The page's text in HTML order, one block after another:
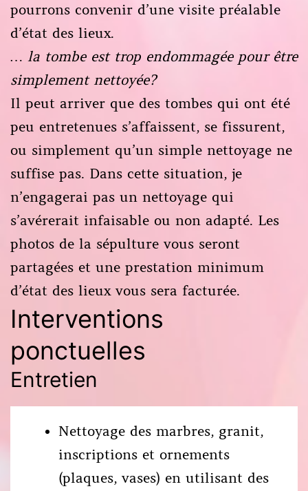
pourrons convenir d’une visite préalable
d’état des lieux.
… la tombe est trop endommagée pour être
simplement nettoyée?
Il peut arriver que des tombes qui ont été
peu entretenues s’affaissent, se fissurent,
ou simplement qu’un simple nettoyage ne
suffise pas. Dans cette situation, je
n’engagerai pas un nettoyage qui
s’avérerait infaisable ou non adapté. Les
photos de la sépulture vous seront
partagées et une prestation minimum
d’état des lieux vous sera facturée.
Interventions
ponctuelles
Entretien
Nettoyage des marbres, granit,
inscriptions et ornements
(plaques, vases) en utilisant des